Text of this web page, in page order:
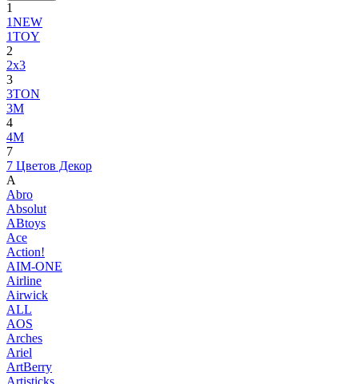
1
1NEW
1TOY
2
2x3
3
3TON
3М
4
4M
7
7 Цветов Декор
A
Abro
Absolut
ABtoys
Ace
Action!
AIM-ONE
Airline
Airwick
ALL
AOS
Arches
Ariel
ArtBerry
Artisticks